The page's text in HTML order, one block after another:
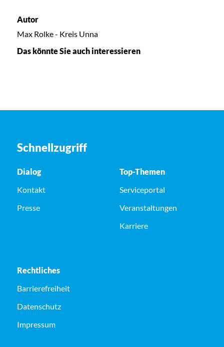
Autor
Max Rolke - Kreis Unna
Das könnte Sie auch interessieren
Schnellzugriff
Dialog
Kontakt
Presse
Top-Themen
Serviceportal
Veranstaltungen
Karriere
Rechtliches
Barrierefreiheit
Datenschutz
Impressum